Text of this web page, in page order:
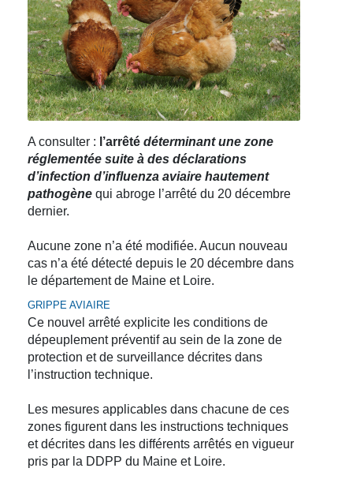
A consulter : l’arrêté déterminant une zone
réglementée suite à des déclarations
d’infection d’influenza aviaire hautement
pathogène qui abroge l’arrêté du 20 décembre
dernier.
Aucune zone n’a été modifiée. Aucun nouveau
cas n’a été détecté depuis le 20 décembre dans
le département de Maine et Loire.
GRIPPE AVIAIRE
Ce nouvel arrêté explicite les conditions de
dépeuplement préventif au sein de la zone de
protection et de surveillance décrites dans
l’instruction technique.
Les mesures applicables dans chacune de ces
zones figurent dans les instructions techniques
et décrites dans les différents arrêtés en vigueur
pris par la DDPP du Maine et Loire.